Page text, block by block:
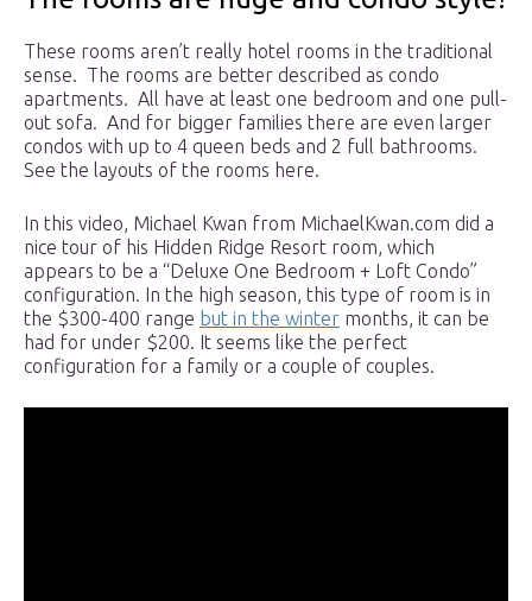
These rooms aren’t really hotel rooms in the traditional
sense. The rooms are better described as condo
apartments. All have at least one bedroom and one pull-
out sofa. And for bigger families there are even larger
condos with up to 4 queen beds and 2 full bathrooms.
See the layouts of the rooms here.
In this video, Michael Kwan from MichaelKwan.com did a
nice tour of his Hidden Ridge Resort room, which
appears to be a “Deluxe One Bedroom + Loft Condo”
configuration. In the high season, this type of room is in
the $300-400 range but in the winter months, it can be
had for under $200. It seems like the perfect
configuration for a family or a couple of couples.